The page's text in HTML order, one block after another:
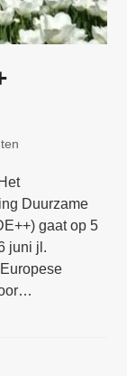
Duurzame
gaat op 5
juni jl.